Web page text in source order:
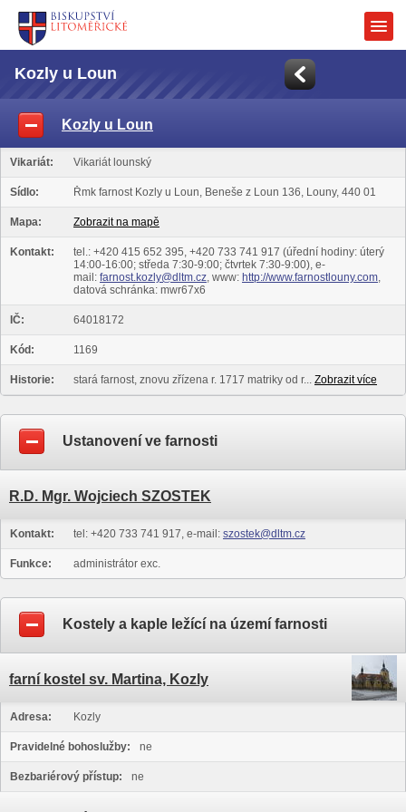
Kozly u Loun
Kozly u Loun
Vikariát: Vikariát lounský
Sídlo: Řmk farnost Kozly u Loun, Beneše z Loun 136, Louny, 440 01
Mapa: Zobrazit na mapě
Kontakt:
tel.: +420 415 652 395, +420 733 741 917 (úřední hodiny: úterý
14:00-16:00; středa 7:30-9:00; čtvrtek 7:30-9:00), e-
mail: farnost.kozly@dltm.cz, www: http://www.farnostlouny.com,
datová schránka: mwr67x6
IČ: 64018172
Kód: 1169
Historie: stará farnost, znovu zřízena r. 1717 matriky od r... Zobrazit více
Ustanovení ve farnosti
R.D. Mgr. Wojciech SZOSTEK
Kontakt: tel: +420 733 741 917, e-mail: szostek@dltm.cz
Funkce: administrátor exc.
Kostely a kaple ležící na území farnosti
farní kostel sv. Martina, Kozly
Adresa: Kozly
Pravidelné bohoslužby: ne
Bezbariérový přístup: ne